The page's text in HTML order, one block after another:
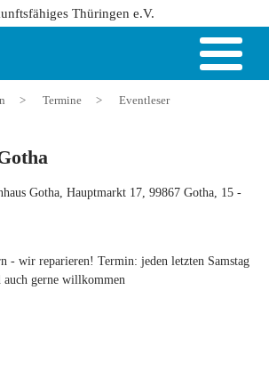
Thüringen e.V.
> Termine > Eventleser
Gotha, Hauptmarkt 17, 99867 Gotha, 15 -
- wir reparieren! Termin: jeden letzten Samstag
gerne willkommen